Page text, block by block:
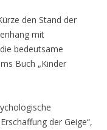
den Stand der
mit
bedeutsame
Buch „Kinder
der Geige“,